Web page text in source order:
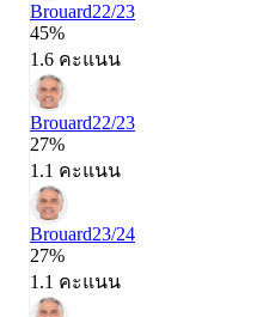
Brouard22/23
45%
1.6 คะแนน
Brouard22/23
27%
1.1 คะแนน
Brouard23/24
27%
1.1 คะแนน